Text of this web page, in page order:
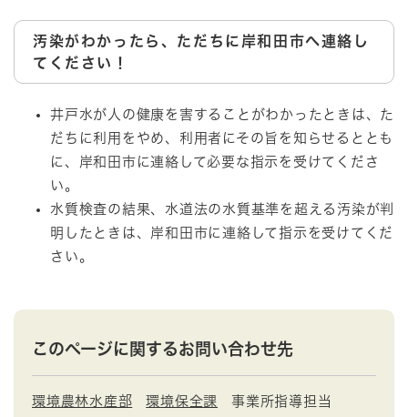
汚染がわかったら、ただちに岸和田市へ連絡し
てください！
井戸水が人の健康を害することがわかったときは、た
だちに利用をやめ、利用者にその旨を知らせるととも
に、岸和田市に連絡して必要な指示を受けてくださ
い。
水質検査の結果、水道法の水質基準を超える汚染が判
明したときは、岸和田市に連絡して指示を受けてくだ
さい。
このページに関するお問い合わせ先
環境農林水産部 環境保全課 事業所指導担当